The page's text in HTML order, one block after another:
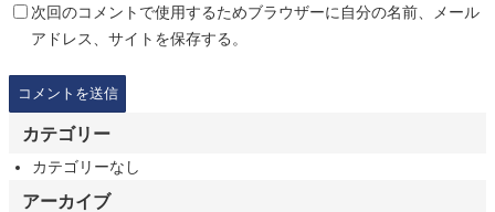
次回のコメントで使用するためブラウザーに自分の名前、メール
アドレス、サイトを保存する。
カテゴリー
カテゴリーなし
アーカイブ